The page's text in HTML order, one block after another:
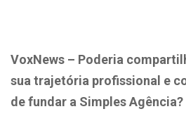
VoxNews – Poderia
sua trajetória profissional e
de fundar a Simples Agência?